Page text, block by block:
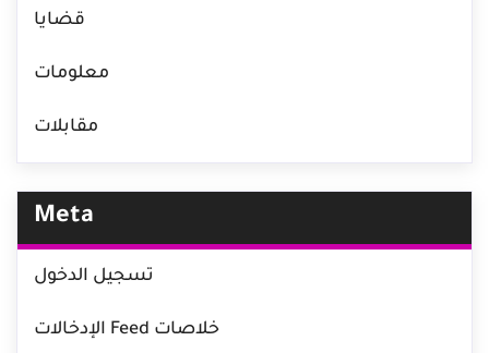
قضايا
معلومات
مقابلات
Meta
تسجيل الدخول
خلاصات Feed الإدخالات